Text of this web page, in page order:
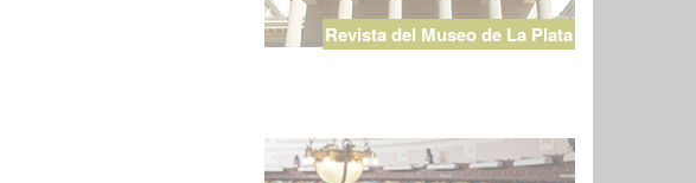
Revista del Museo de La Plata